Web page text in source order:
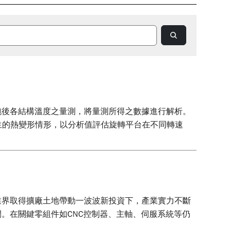
各結構溫度之量測，將量測所得之數據進行解析。
熱變形情形，以分析值評估旋轉平台在不同轉速
取得擴廠土地帶動一波波新投資下，產業實力不斷
在關鍵零組件如CNC控制器、主軸、伺服系統等仍